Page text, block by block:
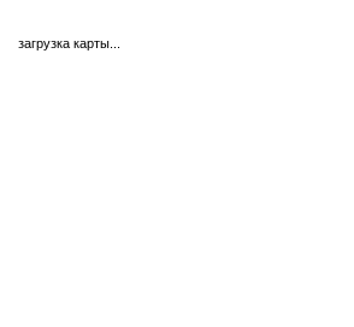
загрузка карты...